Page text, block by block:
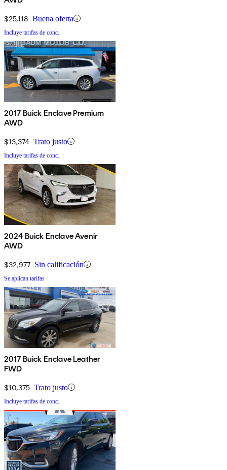
$25,118 Buena oferta
Incluye tarifas de conc.
2017 Buick Enclave Premium
AWD
$13,374 Trato justo
Incluye tarifas de conc.
2024 Buick Enclave Avenir
AWD
$32,977 Sin calificación
Se aplican tarifas
2017 Buick Enclave Leather
FWD
$10,375 Trato justo
Incluye tarifas de conc.